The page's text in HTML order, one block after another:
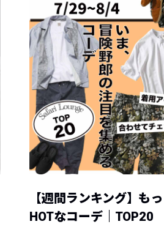
【週間ランキング】も
HOTなコーデ｜TOP20